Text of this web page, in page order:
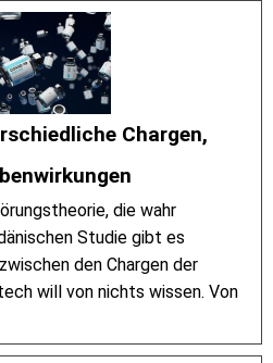
Chargen,
die wahr
Studie gibt es
den Chargen der
will von nichts wissen. Von